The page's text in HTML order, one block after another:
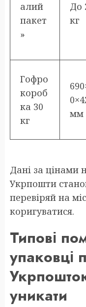
алий
пакет
»
До
кг
Гофро
короб
ка 30
кг
мм
Дані за цінами
Укрпошти
перевіряй на
коригуватися.
Типові
упаковці
уникати